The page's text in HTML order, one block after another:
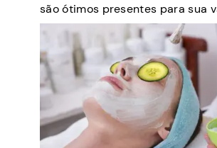
são ótimos presentes para sua